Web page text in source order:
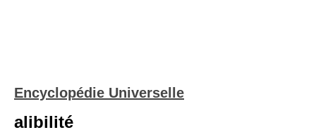
Encyclopédie Universelle
alibilité